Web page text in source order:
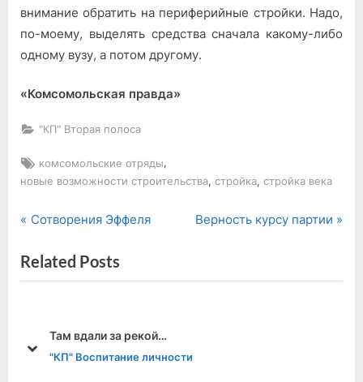
внимание обратить на периферийные стройки. Надо,
по-моему, выделять средства сначала какому-либо
одному вузу, а потом другому.
«Комсомольская правда»
"КП" Вторая полоса
Tags:
комсомольские отряды,
новые возможности строительства, стройка, стройка века
Навигация
по
записям
P
e
v
u
Сотворения Эффеля
N
t
Верность курсу партии
Related Posts
Там вдали за рекой…
"КП" Воспитание личности
prev
next